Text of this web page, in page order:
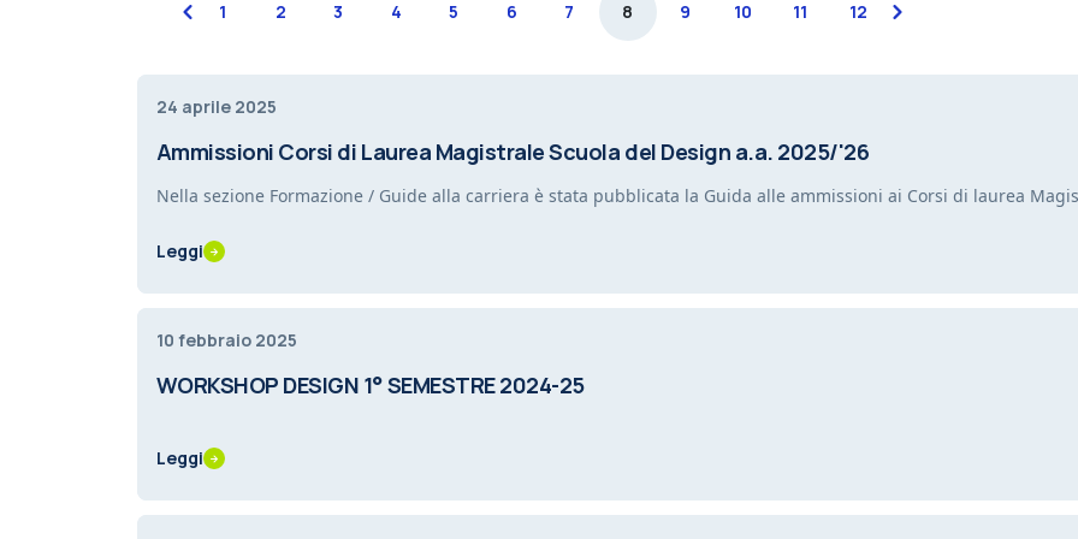
previous 1 2 3 4 5 6 7 8 9 10 11 12 next
24 aprile 2025
Ammissioni Corsi di Laurea Magistrale Scuola del Design a.a. 2025/'26
Nella sezione Formazione / Guide alla carriera è stata pubblicata la Guida alle ammissioni ai Corsi di laurea
Leggi
10 febbraio 2025
WORKSHOP DESIGN 1° SEMESTRE 2024-25
Leggi